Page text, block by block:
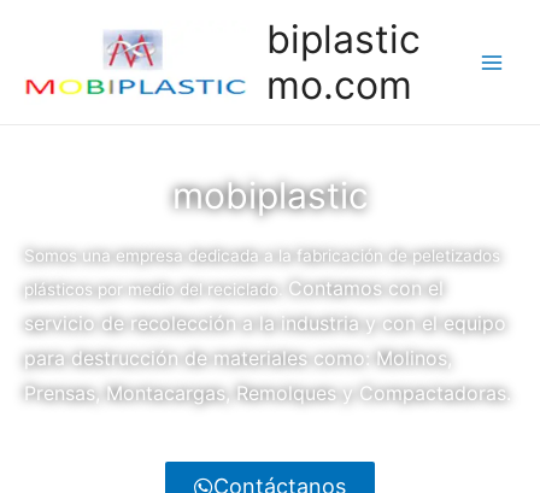
biplastic
mo.com
mobiplastic
Somos una empresa dedicada a la fabricación de peletizados
plásticos por medio del reciclado. Contamos con el
servicio de recolección a la industria y con el equipo
para destrucción de materiales como: Molinos,
Prensas, Montacargas, Remolques y Compactadoras.
Contáctanos